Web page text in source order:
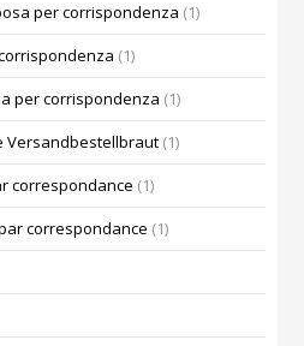
per corrispondenza (1)
(1)
per corrispondenza (1)
Versandbestellbraut (1)
correspondance (1)
correspondance (1)